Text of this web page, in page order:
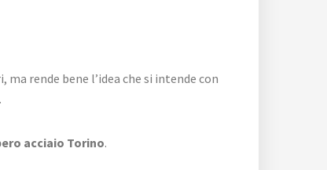
rende bene l’idea che si intende con
acciaio Torino.